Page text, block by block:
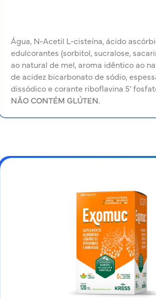
Água, N-Acetil L-cisteína, ácido
edulcorantes (sorbitol, sucralose,
ao natural de mel, aroma idêntico ao
de acidez bicarbonato de sódio,
dissódico e corante riboflavina 5’
NÃO CONTÉM GLÚTEN.